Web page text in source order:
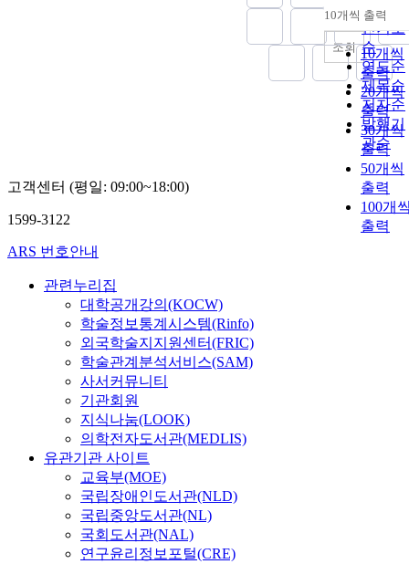
순
인기도
순
연도순
제목순
저자순
발행기
관순
내림차
10개씩 출력
10개씩
출력
20개씩
출력
30개씩
출력
50개씩
출력
100개
출력
조회
고객센터 (평일: 09:00~18:00)
1599-3122
ARS 번호안내
관련누리집
대학공개강의(KOCW)
학술정보통계시스템(Rinfo)
외국학술지지원센터(FRIC)
학술관계분석서비스(SAM)
사서커뮤니티
기관회원
지식나눔(LOOK)
의학전자도서관(MEDLIS)
유관기관 사이트
교육부(MOE)
국립장애인도서관(NLD)
국립중앙도서관(NL)
국회도서관(NAL)
연구윤리정보포털(CRE)